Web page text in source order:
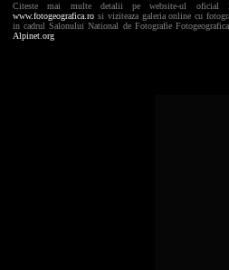
Citeste mai multe detalii pe website-ul oficial
www.fotogeografica.ro si viziteaza galeria online cu
in cadrul Salonului National de Fotografie
Alpinet.org